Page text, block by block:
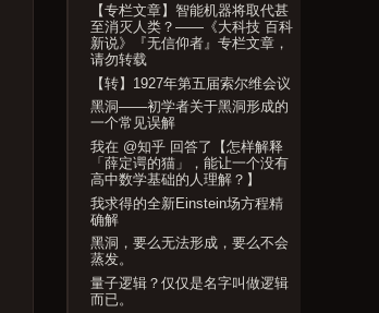
【专栏文章】智能机器将取代甚
至消灭人类？——《大科技 百科
新说》『无信仰者』专栏文章，
请勿转载
【转】1927年第五届索尔维会议
黑洞——初学者关于黑洞形成的
一个常见误解
我在 @知乎 回答了【怎样解释
「薛定谔的猫」，能让一个没有
高中数学基础的人理解？】
我求得的全新Einstein场方程精
确解
黑洞，要么无法形成，要么不会
蒸发。
量子逻辑？仅仅是名字叫做逻辑
而已。